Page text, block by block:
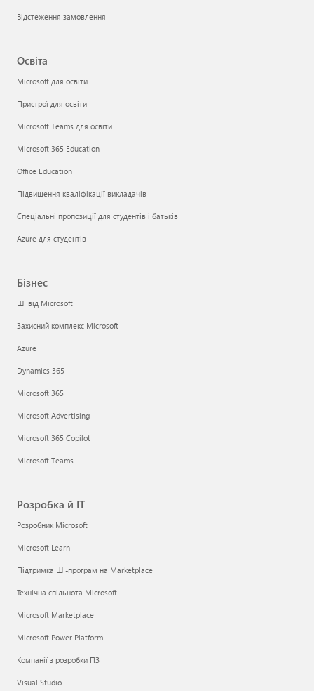
Відстеження замовлення
Освіта
Microsoft для освіти
Пристрої для освіти
Microsoft Teams для освіти
Microsoft 365 Education
Office Education
Підвищення кваліфікації викладачів
Спеціальні пропозиції для студентів і батьків
Azure для студентів
Бізнес
ШІ від Microsoft
Захисний комплекс Microsoft
Azure
Dynamics 365
Microsoft 365
Microsoft Advertising
Microsoft 365 Copilot
Microsoft Teams
Розробка й ІТ
Розробник Microsoft
Microsoft Learn
Підтримка ШІ-програм на Marketplace
Технічна спільнота Microsoft
Microsoft Marketplace
Microsoft Power Platform
Компанії з розробки ПЗ
Visual Studio